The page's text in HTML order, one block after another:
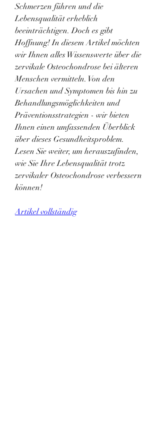
Schmerzen führen und die
Lebensqualität erheblich
beeinträchtigen. Doch es gibt
Hoffnung! In diesem Artikel möchten
wir Ihnen alles Wissenswerte über die
zervikale Osteochondrose bei älteren
Menschen vermitteln. Von den
Ursachen und Symptomen bis hin zu
Behandlungsmöglichkeiten und
Präventionsstrategien - wir bieten
Ihnen einen umfassenden Überblick
über dieses Gesundheitsproblem.
Lesen Sie weiter, um herauszufinden,
wie Sie Ihre Lebensqualität trotz
zervikaler Osteochondrose verbessern
können!
Artikel vollständig